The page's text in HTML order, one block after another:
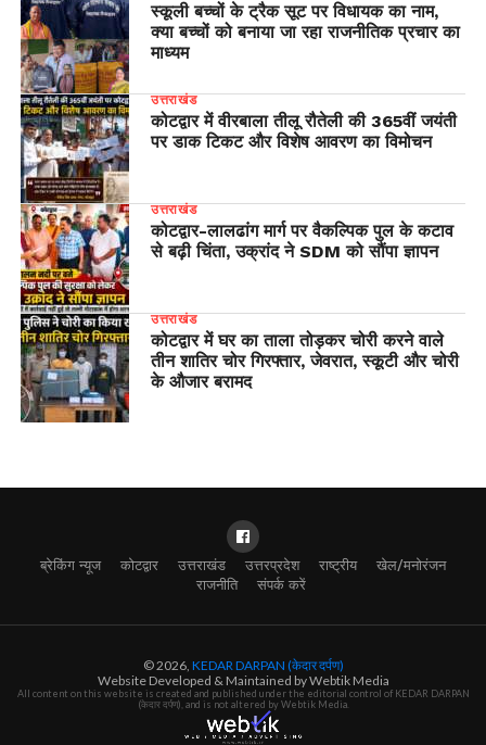
स्कूली बच्चों के ट्रैक सूट पर विधायक का नाम,
क्या बच्चों को बनाया जा रहा राजनीतिक प्रचार का
माध्यम
उत्तराखंड
कोटद्वार में वीरबाला तीलू रौतेली की 365वीं जयंती
पर डाक टिकट और विशेष आवरण का विमोचन
उत्तराखंड
​कोटद्वार-लालढांग मार्ग पर वैकल्पिक पुल के कटाव
से बढ़ी चिंता, उक्रांद ने SDM को सौंपा ज्ञापन
उत्तराखंड
कोटद्वार में घर का ताला तोड़कर चोरी करने वाले
तीन शातिर चोर गिरफ्तार, जेवरात, स्कूटी और चोरी
के औजार बरामद
ब्रेकिंग न्यूज कोटद्वार उत्तराखंड उत्तरप्रदेश राष्ट्रीय
खेल/मनोरंजन
राजनीति
संपर्क करें
© 2026, KEDAR DARPAN (केदार दर्पण)
Website Developed & Maintained by Webtik Media
All content on this website is created and published under the editorial control of KEDAR DARPAN
(केदार दर्पण), and is not altered by Webtik Media.